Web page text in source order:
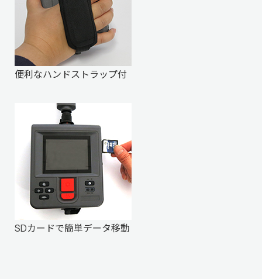
便利なハンドストラップ付
SDカードで簡単データ移動